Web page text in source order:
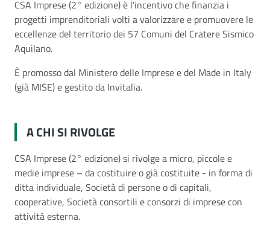
CSA Imprese (2° edizione) è l'incentivo che finanzia i
progetti imprenditoriali volti a valorizzare e promuovere le
eccellenze del territorio dei 57 Comuni del Cratere Sismico
Aquilano.
È promosso dal Ministero delle Imprese e del Made in Italy
(già MISE) e gestito da Invitalia.
A CHI SI RIVOLGE
CSA Imprese (2° edizione) si rivolge a micro, piccole e
medie imprese – da costituire o già costituite - in forma di
ditta individuale, Società di persone o di capitali,
cooperative, Società consortili e consorzi di imprese con
attività esterna.